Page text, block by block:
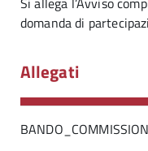
domanda di
Allegati